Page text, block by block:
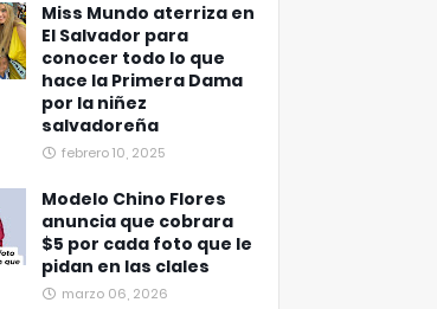
Miss Mundo aterriza en
El Salvador para
conocer todo lo que
hace la Primera Dama
por la niñez
salvadoreña
febrero 10, 2025
Modelo Chino Flores
anuncia que cobrara
$5 por cada foto que le
pidan en las clales
marzo 06, 2026